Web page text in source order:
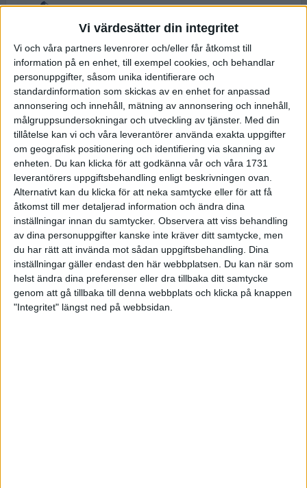
Vi värdesätter din integritet
Vi och våra partners levenrorer och/eller får åtkomst till
information på en enhet, till exempel cookies, och behandlar
personuppgifter, såsom unika identifierare och
standardinformation som skickas av en enhet for anpassad
annonsering och innehåll, mätning av annonsering och innehåll,
målgruppsundersokningar och utveckling av tjänster. Med din
tillåtelse kan vi och våra leverantörer använda exakta uppgifter
om geografisk positionering och identifiering via skanning av
enheten. Du kan klicka för att godkänna vår och våra 1731
leverantörers uppgiftsbehandling enligt beskrivningen ovan.
Alternativt kan du klicka för att neka samtycke eller för att få
åtkomst till mer detaljerad information och ändra dina
inställningar innan du samtycker. Observera att viss behandling
av dina personuppgifter kanske inte kräver ditt samtycke, men
du har rätt att invända mot sådan uppgiftsbehandling. Dina
inställningar gäller endast den här webbplatsen. Du kan när som
helst ändra dina preferenser eller dra tillbaka ditt samtycke
genom att gå tillbaka till denna webbplats och klicka på knappen
"Integritet" längst ned på webbsidan.
Adidas Adizero Boston 6 Herr
Adidas Adizero Tempo 8 Herr
Adidas Supernova Dam
Adidas Supernova Herr
Adidas Supernova ST Herr
Adidas-Supernova ST Dam